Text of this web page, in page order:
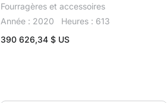
Fourragères et accessoires
Année : 2020
Heures : 613
390 626,34 $ US